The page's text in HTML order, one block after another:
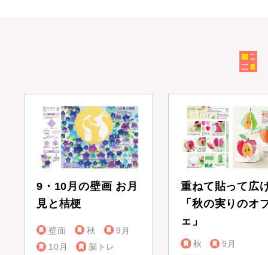
9・10月の壁画 お月
見と桔梗
壁面 秋
9月
10月
脳トレ
重ねて貼って広
「秋の実りのオ
ェ」
秋
9月